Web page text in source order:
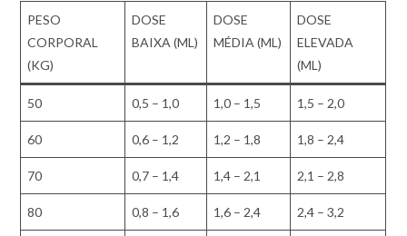
PESO
CORPORAL
(KG)
DOSE
BAIXA (ML)
DOSE
MÉDIA (ML)
DOSE
ELEVADA
(ML)
50 0,5 – 1,0 1,0 – 1,5 1,5 – 2,0
60 0,6 – 1,2 1,2 – 1,8 1,8 – 2,4
70 0,7 – 1,4 1,4 – 2,1 2,1 – 2,8
80 0,8 – 1,6 1,6 – 2,4 2,4 – 3,2